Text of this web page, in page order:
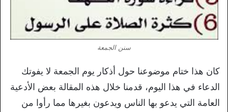
سنن الجمعة
كان هذا ختام موضوعنا حول أذكار يوم الجمعة لا يفوتك
الدعاء في هذا اليوم، قدمنا خلال هذه المقالة بعض الأدعية
العامة التي يدعو بها الناس ويدعون بغيرها مما رأوا من